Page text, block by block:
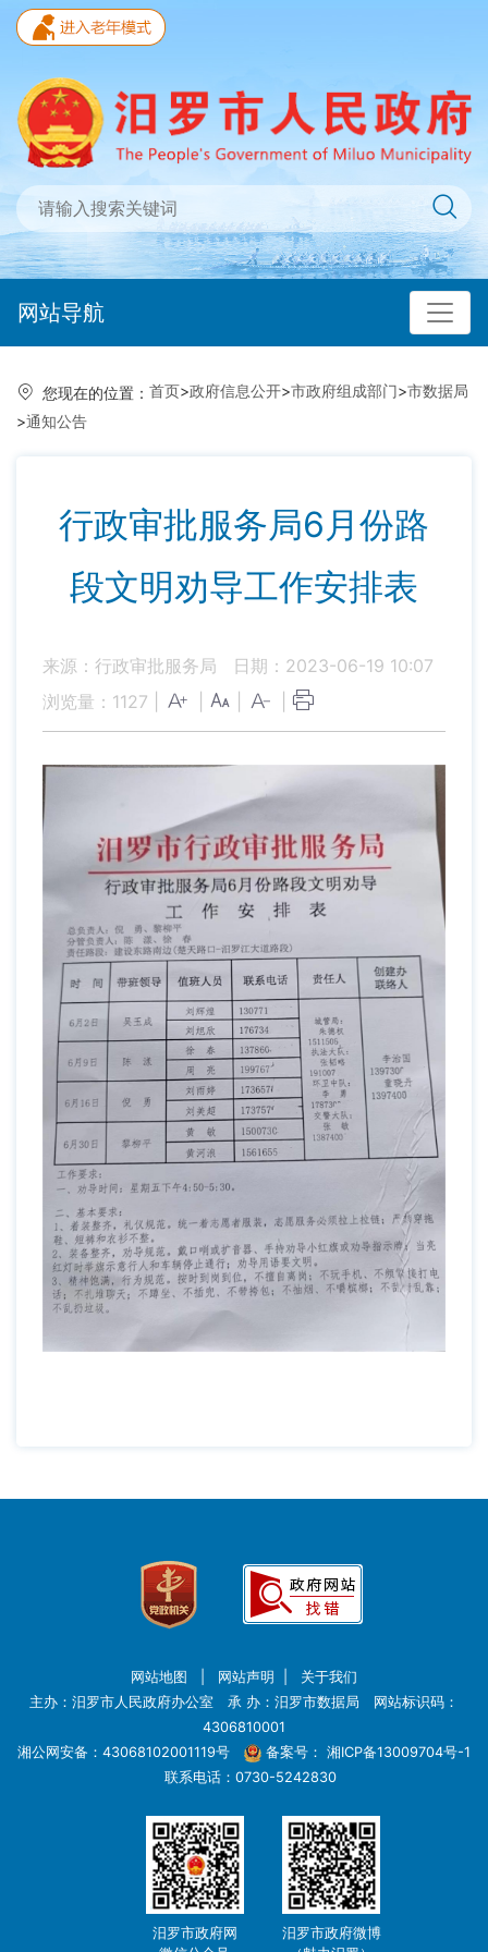
网站导航
您现在的位置： 首页>政府信息公开>市政府组成部门>市数据局
>通知公告
行政审批服务局6月份路
段文明劝导工作安排表
来源：行政审批服务局
日期：2023-06-19 10:07
浏览量： 1127
网站地图 网站声明
关于我们
主办：汨罗市人民政府办公室 承 办：汨罗市数据局 网站标识码：
4306810001
湘公网安备：43068102001119号
备案号： 湘ICP备13009704号-1
联系电话：0730-5242830
汨罗市政府网
汨罗市政府微博